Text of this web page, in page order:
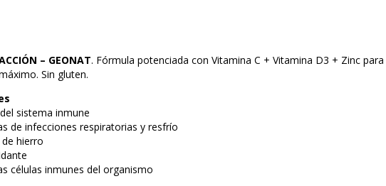
– GEONAT. Fórmula potenciada con Vitamina C + Vitamina D3 + Zinc para
Sin gluten.
sistema inmune
de infecciones respiratorias y resfrío
hierro
células inmunes del organismo